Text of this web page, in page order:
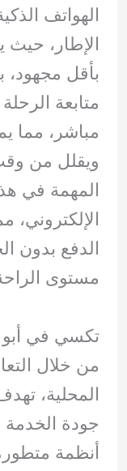
الهواتف
الإطار،
بأقل مجهود،
متابعة
مباشر، مما
ويقلل من
المهمة في
الإلكتروني،
الدفع بدون
مستوى
تكسي في أبو
من خلال
المحلية،
جودة الخدمة
أنظمة